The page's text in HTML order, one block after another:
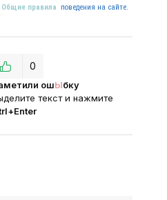
Общие правила поведения на сайте.
ошЫбку
текст и нажмите
0